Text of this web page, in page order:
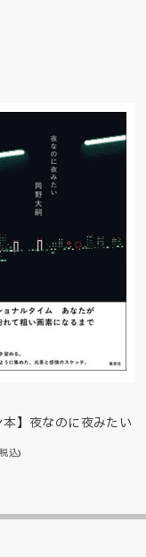
本】夜なのに夜みたい
込)